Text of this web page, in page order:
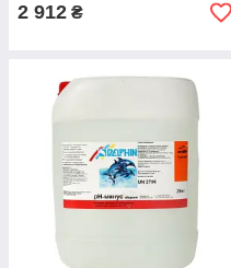
2 912 ₴